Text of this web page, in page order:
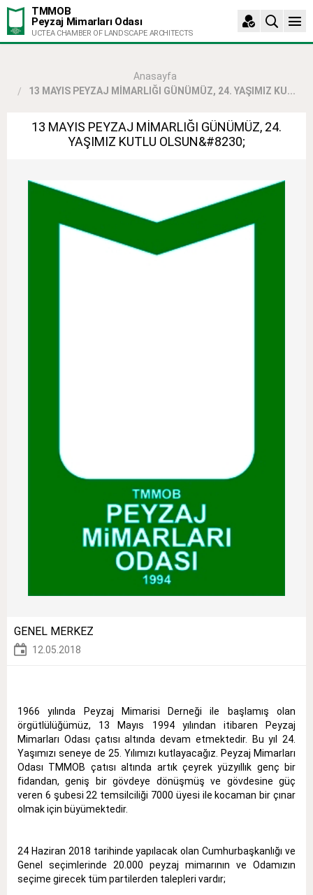
TMMOB
Peyzaj Mimarları Odası
UCTEA CHAMBER OF LANDSCAPE ARCHITECTS
Anasayfa
13 MAYIS PEYZAJ MİMARLIĞI GÜNÜMÜZ, 24. YAŞIMIZ KU...
13 MAYIS PEYZAJ MİMARLIĞI GÜNÜMÜZ, 24.
YAŞIMIZ KUTLU OLSUN&#8230;
GENEL MERKEZ
12.05.2018
1966 yılında Peyzaj Mimarisi Derneği ile başlamış olan
örgütlülüğümüz, 13 Mayıs 1994 yılından itibaren Peyzaj
Mimarları Odası çatısı altında devam etmektedir. Bu yıl 24.
Yaşımızı seneye de 25. Yılımızı kutlayacağız. Peyzaj Mimarları
Odası TMMOB çatısı altında artık çeyrek yüzyıllık genç bir
fidandan, geniş bir gövdeye dönüşmüş ve gövdesine güç
veren 6 şubesi 22 temsilciliği 7000 üyesi ile kocaman bir çınar
olmak için büyümektedir.
24 Haziran 2018 tarihinde yapılacak olan Cumhurbaşkanlığı ve
Genel seçimlerinde 20.000 peyzaj mimarının ve Odamızın
seçime girecek tüm partilerden talepleri vardır;